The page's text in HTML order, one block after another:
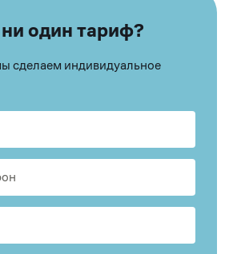
один тариф?
сделаем индивидуальное